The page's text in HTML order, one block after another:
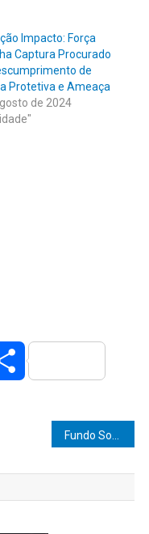
Impacto: Força
Captura Procurado
de
Protetiva e Ameaça
de 2024
Share
Fundo Social de Marília entrega 100 cobertores à ala SUS do Hospital da Unimar e reforça atendimento humanizado durante período de frio